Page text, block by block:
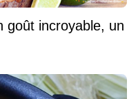
goût incroyable, un